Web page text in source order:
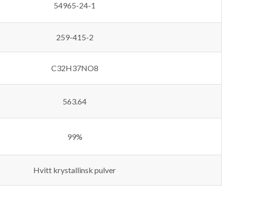
54965-24-1
259-415-2
C32H37NO8
563.64
99%
Hvitt krystallinsk pulver